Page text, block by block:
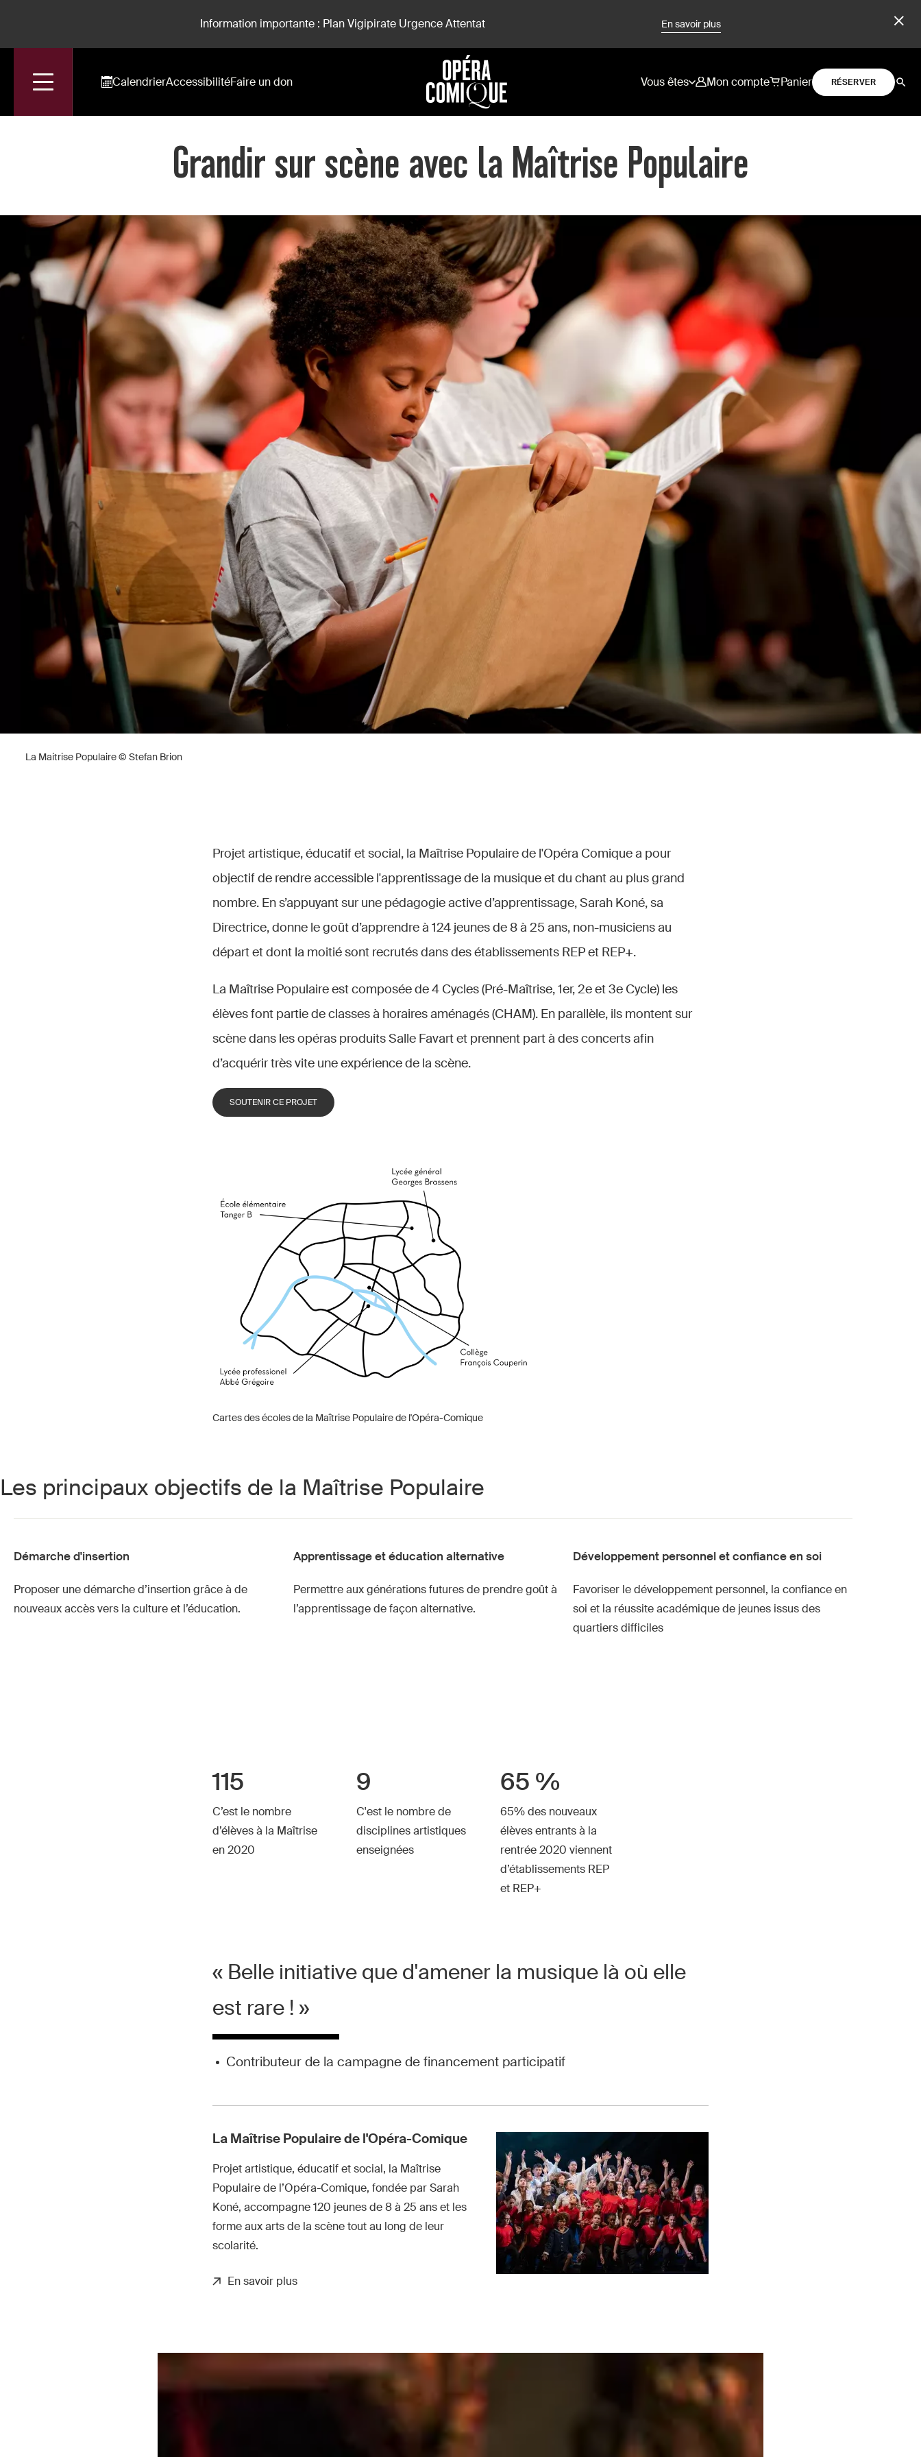
Information importante : Plan Vigipirate Urgence Attentat En savoir plus
CalendrierAccessibilitéFaire un don Vous êtes Mon compte Panier RÉSERVER
Accueil Grandir sur Scène Avec La Maîtrise Populaire
Grandir sur scène avec la Maîtrise Populaire
La Maitrise Populaire © Stefan Brion
Projet artistique, éducatif et social, la Maîtrise Populaire de l'Opéra Comique a pour
objectif de rendre accessible l'apprentissage de la musique et du chant au plus grand
nombre. En s’appuyant sur une pédagogie active d’apprentissage, Sarah Koné, sa
Directrice, donne le goût d’apprendre à 124 jeunes de 8 à 25 ans, non-musiciens au
départ et dont la moitié sont recrutés dans des établissements REP et REP+.
La Maîtrise Populaire est composée de 4 Cycles (Pré-Maîtrise, 1er, 2e et 3e Cycle) les
élèves font partie de classes à horaires aménagés (CHAM). En parallèle, ils montent sur
scène dans les opéras produits Salle Favart et prennent part à des concerts afin
d’acquérir très vite une expérience de la scène.
SOUTENIR CE PROJET
Cartes des écoles de la Maîtrise Populaire de l'Opéra-Comique
Les principaux objectifs de la Maîtrise Populaire
Démarche d'insertion
Proposer une démarche d’insertion grâce à de
nouveaux accès vers la culture et l’éducation.
Apprentissage et éducation alternative
Permettre aux générations futures de prendregoût à
l’apprentissage de façon alternative.
Développement personnel et confiance en soi
Favoriser le développement personnel, la confiance en
soi et la réussite académiquede jeunes issus des
quartiers difficiles
115
C’est le nombre
d’élèves à la Maîtrise
en 2020
9
C'est le nombre de
disciplines artistiques
enseignées
65 %
65% des nouveaux
élèves entrants à la
rentrée 2020 viennent
d’établissements REP
et REP+
« Belle initiative que d'amener la musique là où elle
est rare ! »
Contributeur de la campagne de financement participatif
La Maîtrise Populaire de l'Opéra-Comique
Projet artistique, éducatif et social, la Maîtrise
Populaire de l’Opéra-Comique, fondée par Sarah
Koné, accompagne 120 jeunes de 8 à 25 ans et les
forme aux arts de la scène tout au long de leur
scolarité.
En savoir plus